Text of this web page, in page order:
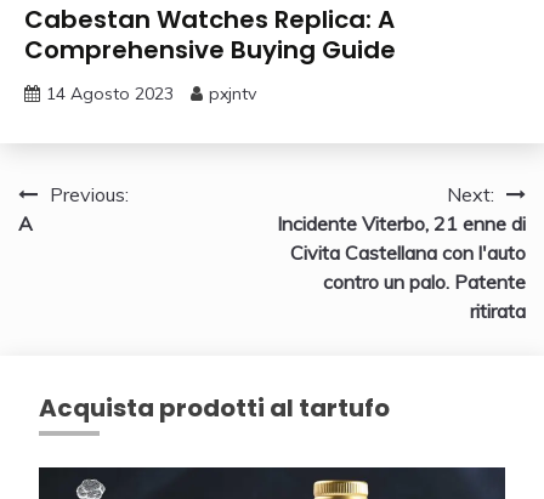
Cabestan Watches Replica: A
Comprehensive Buying Guide
14 Agosto 2023 pxjntv
Navigazione
articoli
Previous:
A
Next:
Incidente Viterbo, 21 enne di
Civita Castellana con l'auto
contro un palo. Patente
ritirata
Acquista prodotti al tartufo